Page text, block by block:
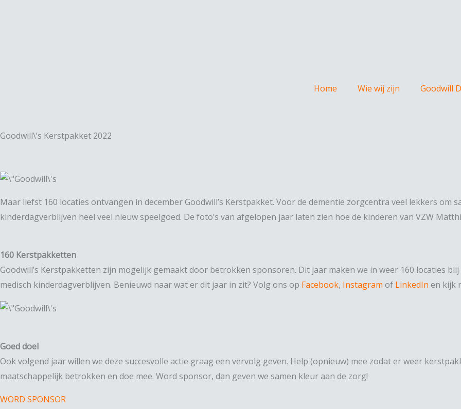
Home Wie wij zijn Goodwill
Goodwill\’s Kerstpakket 2022
Maar liefst 160 locaties ontvangen in december Goodwill’s Kerstpakket. Voor de dementie zorgcentra veel lekkers om
kinderdagverblijven heel veel nieuw speelgoed. De foto’s van afgelopen jaar laten zien hoe de kinderen van VZW
160 Kerstpakketten
Goodwill’s Kerstpakketten zijn mogelijk gemaakt door betrokken sponsoren. Dit jaar maken we in weer 160 locaties
medisch kinderdagverblijven. Benieuwd naar wat er dit jaar in zit? Volg ons op Facebook, Instagram of LinkedIn en kijk
Goed doel
Ook volgend jaar willen we deze succesvolle actie graag een vervolg geven. Help (opnieuw) mee zodat er weer
maatschappelijk betrokken en doe mee. Word sponsor, dan geven we samen kleur aan de zorg!
WORD SPONSOR